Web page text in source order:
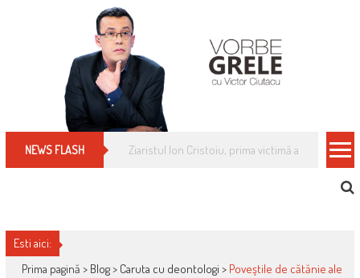
NEWS FLASH Cum îți schimbi, rapid, gratuit și eficient,
Esti aici:
Prima pagină > Blog> Caruta cu deontologi > Poveştile de cătănie ale